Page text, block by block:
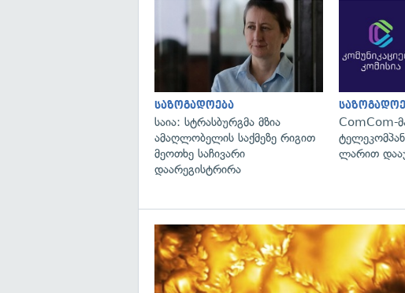
საზოგადოება
საია: სტრასბურგმა მზია
ამაღლობელის საქმეზე რიგით
მეოთხე საჩივარი
დაარეგისტრირა
ComCom-
ლარით